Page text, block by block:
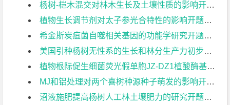
杨树-桤木混交对林木生长及土壤性质的影响开题报告
植物生长调节剂对太子参光合特性的影响开题报告
希金斯炭疽菌自噬相关基因的功能学研究开题报告
美国引种杨树无性系的生长和林分生产力初步比较开题报告
植物根际促生细菌荧光假单胞JZ-DZ1植酸酶基因的原核表达开题报告
MJ和铝处理对两个喜树种源种子萌发的影响开题报告
沼液施肥提高杨树人工林土壤肥力的研究开题报告